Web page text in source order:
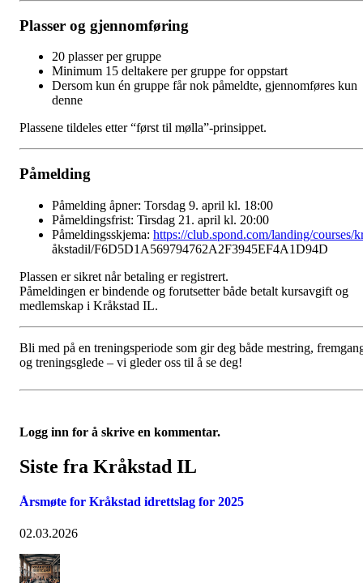
Plasser og gjennomføring
20 plasser per gruppe
Minimum 15 deltakere per gruppe for oppstart
Dersom kun én gruppe får nok påmeldte, gjennomføres kun
denne
Plassene tildeles etter “først til mølla”-prinsippet.
Påmelding
Påmelding åpner: Torsdag 9. april kl. 18:00
Påmeldingsfrist: Tirsdag 21. april kl. 20:00
Påmeldingsskjema: https://club.spond.com/landing/courses/
åkstadil/F6D5D1A569794762A2F3945EF4A1D94D
Plassen er sikret når betaling er registrert.
Påmeldingen er bindende og forutsetter både betalt kursavgift og
medlemskap i Kråkstad IL.
Bli med på en treningsperiode som gir deg både mestring,
og treningsglede – vi gleder oss til å se deg!
Logg inn for å skrive en kommentar.
Siste fra Kråkstad IL
Årsmøte for Kråkstad idrettslag for 2025
02.03.2026